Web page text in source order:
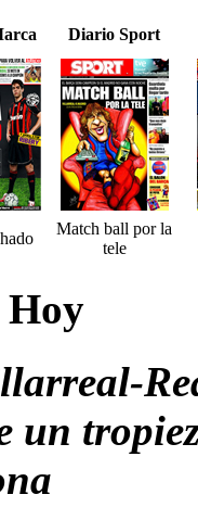
Diario Sport
Match ball por la
tele
Hoy
un